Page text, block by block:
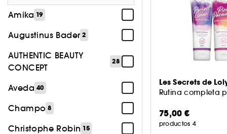
Amika 19
Augustinus Bader 2
AUTHENTIC BEAUTY
CONCEPT
28
Aveda 40
Champo 8
Christophe Robin 15
Les Secrets de
Rutina completa
75,00 €
productos 4